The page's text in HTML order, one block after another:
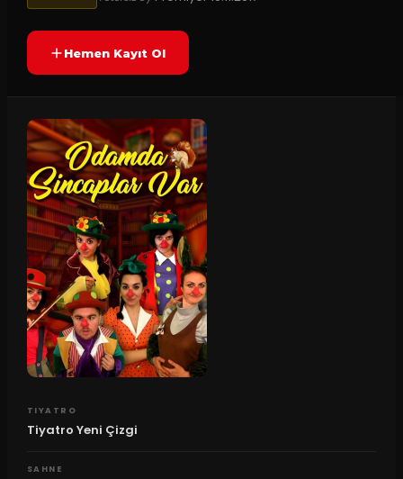
Hemen Kayıt Ol
TIYATRO
Tiyatro Yeni Çizgi
SAHNE